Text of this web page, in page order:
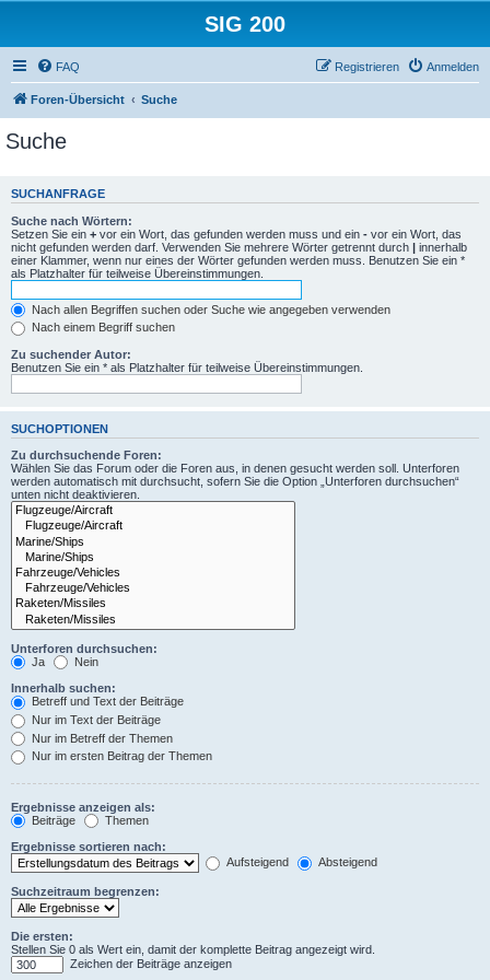
SIG 200
FAQ Anmelden
Registrieren
Foren-Übersicht Suche
Suche
SUCHANFRAGE
Suche nach Wörtern:
Setzen Sie ein + vor ein Wort, das gefunden werden muss und ein - vor ein Wort, das
nicht gefunden werden darf. Verwenden Sie mehrere Wörter getrennt durch | innerhalb
einer Klammer, wenn nur eines der Wörter gefunden werden muss. Benutzen Sie ein *
als Platzhalter für teilweise Übereinstimmungen.
Nach allen Begriffen suchen oder Suche wie angegeben verwenden
Nach einem Begriff suchen
Zu suchender Autor:
Benutzen Sie ein * als Platzhalter für teilweise Übereinstimmungen.
SUCHOPTIONEN
Zu durchsuchende Foren:
Wählen Sie das Forum oder die Foren aus, in denen gesucht werden soll. Unterforen
werden automatisch mit durchsucht, sofern Sie die Option „Unterforen durchsuchen“
unten nicht deaktivieren.
Unterforen durchsuchen:
Ja
Nein
Innerhalb suchen:
Betreff und Text der Beiträge
Nur im Text der Beiträge
Nur im Betreff der Themen
Nur im ersten Beitrag der Themen
Ergebnisse anzeigen als:
Beiträge
Themen
Ergebnisse sortieren nach:
Aufsteigend
Absteigend
Suchzeitraum begrenzen:
Die ersten:
Stellen Sie 0 als Wert ein, damit der komplette Beitrag angezeigt wird.
Zeichen der Beiträge anzeigen